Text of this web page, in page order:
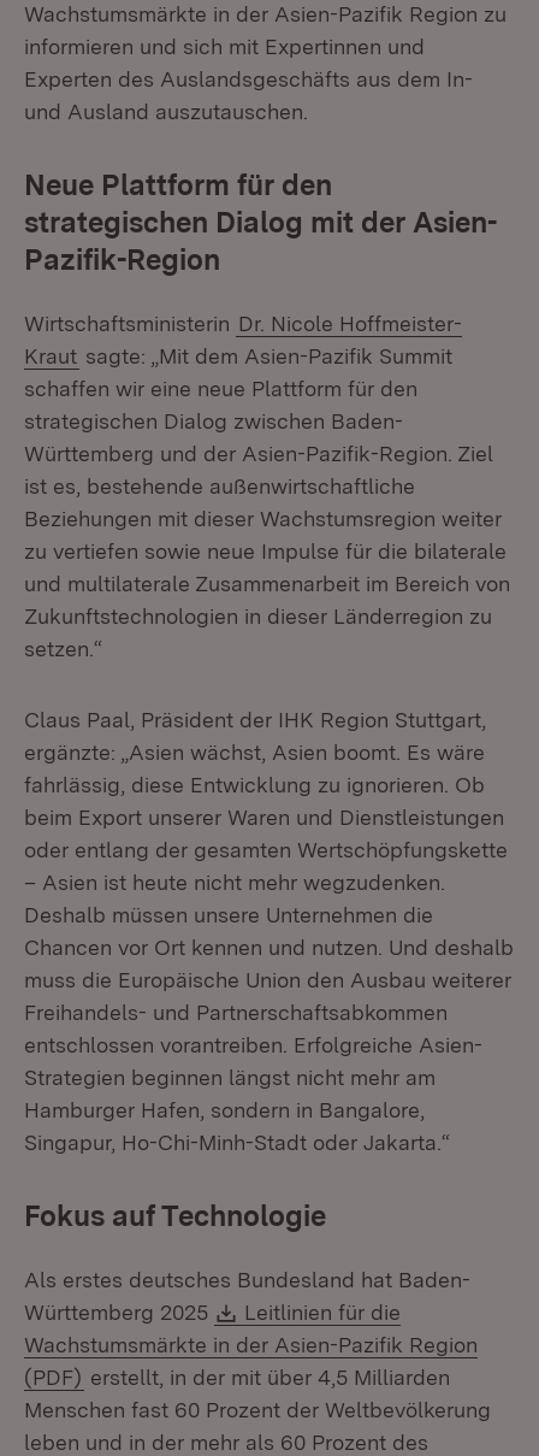
Wachstumsmärkte in der Asien-Pazifik Region zu
informieren und sich mit Expertinnen und
Experten des Auslandsgeschäfts aus dem In-
und Ausland auszutauschen.
Neue Plattform für den
strategischen Dialog mit der Asien-
Pazifik-Region
Wirtschaftsministerin Dr. Nicole Hoffmeister-
Kraut sagte: „Mit dem Asien-Pazifik Summit
schaffen wir eine neue Plattform für den
strategischen Dialog zwischen Baden-
Württemberg und der Asien-Pazifik-Region. Ziel
ist es, bestehende außenwirtschaftliche
Beziehungen mit dieser Wachstumsregion weiter
zu vertiefen sowie neue Impulse für die bilaterale
und multilaterale Zusammenarbeit im Bereich von
Zukunftstechnologien in dieser Länderregion zu
setzen.“
Claus Paal, Präsident der IHK Region Stuttgart,
ergänzte: „Asien wächst, Asien boomt. Es wäre
fahrlässig, diese Entwicklung zu ignorieren. Ob
beim Export unserer Waren und Dienstleistungen
oder entlang der gesamten Wertschöpfungskette
– Asien ist heute nicht mehr wegzudenken.
Deshalb müssen unsere Unternehmen die
Chancen vor Ort kennen und nutzen. Und deshalb
muss die Europäische Union den Ausbau weiterer
Freihandels- und Partnerschaftsabkommen
entschlossen vorantreiben. Erfolgreiche Asien-
Strategien beginnen längst nicht mehr am
Hamburger Hafen, sondern in Bangalore,
Singapur, Ho-Chi-Minh-Stadt oder Jakarta.“
Fokus auf Technologie
Als erstes deutsches Bundesland hat Baden-
Württemberg 2025
Download:
Leitlinien für die
Wachstumsmärkte in der Asien-Pazifik Region
(PDF) (Öffnet in neuem Fenster)
erstellt, in der mit über 4,5 Milliarden
Menschen fast 60 Prozent der Weltbevölkerung
leben und in der mehr als 60 Prozent des